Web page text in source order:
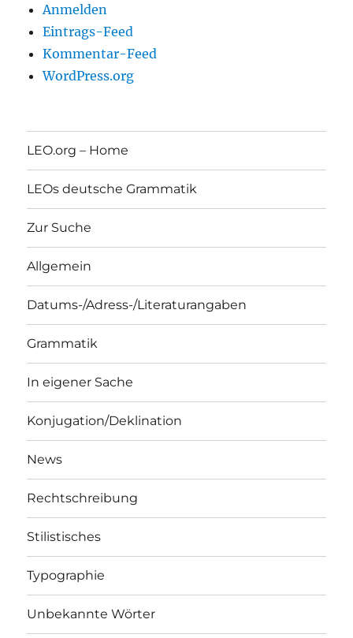
Anmelden
Eintrags-Feed
Kommentar-Feed
WordPress.org
LEO.org – Home
LEOs deutsche Grammatik
Zur Suche
Allgemein
Datums-/Adress-/Literaturangaben
Grammatik
In eigener Sache
Konjugation/Deklination
News
Rechtschreibung
Stilistisches
Typographie
Unbekannte Wörter